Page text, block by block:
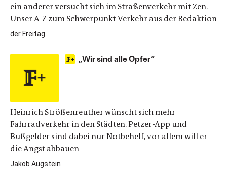
ein anderer versucht sich im Straßenverkehr mit Zen.
Unser A-Z zum Schwerpunkt Verkehr aus der Redaktion
der Freitag
„Wir sind alle Opfer“
Heinrich Strößenreuther wünscht sich mehr
Fahrradverkehr in den Städten. Petzer-App und
Bußgelder sind dabei nur Notbehelf, vor allem will er
die Angst abbauen
Jakob Augstein